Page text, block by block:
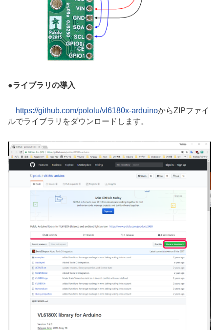
●ライブラリの導入
https://github.com/pololu/vl6180x-arduinoからZIPファイ
ルでライブラリをダウンロードします。